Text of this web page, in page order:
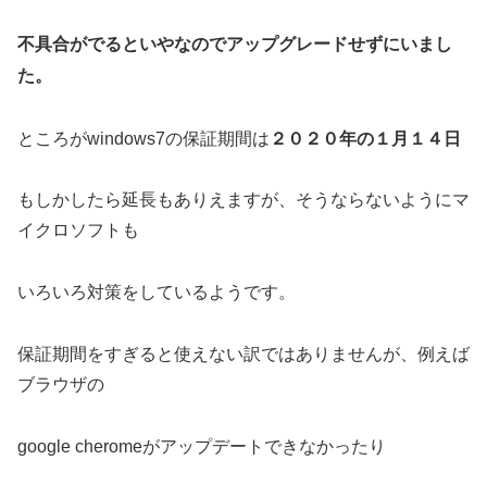
不具合がでるといやなのでアップグレードせずにいまし
た。
ところがwindows7の保証期間は ２０２０年の１月１４日
もしかしたら延長もありえますが、そうならないようにマ
イクロソフトも
いろいろ対策をしているようです。
保証期間をすぎると使えない訳ではありませんが、例えば
ブラウザの
google cheromeがアップデートできなかったり